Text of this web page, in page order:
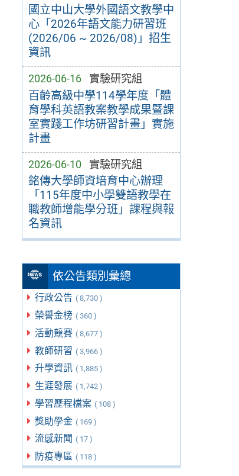
國立中山大學外國語文教學中
心「2026年語文能力研習班
(2026/06 ~ 2026/08)」招生
資訊
2026-06-16 實驗研究組
百齡高級中學114學年度「體
育學科英語教案教學成果暨課
室實踐工作坊研習計畫」實施
計畫
2026-06-10 實驗研究組
銘傳大學師資培育中心辦理
「115年度中小學雙語教學在
職教師增能學分班」課程與報
名資訊
依公告類別彙總
行政公告 ( 8,730 )
榮譽金榜 ( 360 )
活動競賽 ( 8,677 )
教師研習 ( 3,966 )
升學資訊 ( 1,885 )
生涯發展 ( 1,742 )
學習歷程檔案 ( 108 )
獎助學金 ( 169 )
流感新聞 ( 17 )
防疫專區 ( 118 )